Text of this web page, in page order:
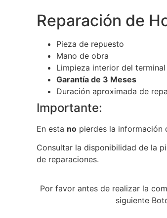
Reparación de
Pieza de repuesto
Mano de obra
Limpieza interior del terminal
Garantía de 3 Meses
Duración aproximada de
Importante:
En esta no pierdes la información
Consultar la disponibilidad de la
de reparaciones.
Por favor antes de realizar la
siguiente